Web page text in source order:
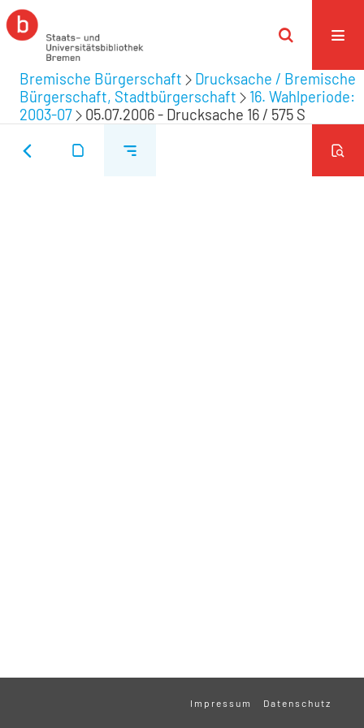
Bremische Bürgerschaft
Drucksache / Bremische
Bürgerschaft, Stadtbürgerschaft
16. Wahlperiode:
2003-07
05.07.2006 - Drucksache 16 / 575 S
Impressum Datenschutz